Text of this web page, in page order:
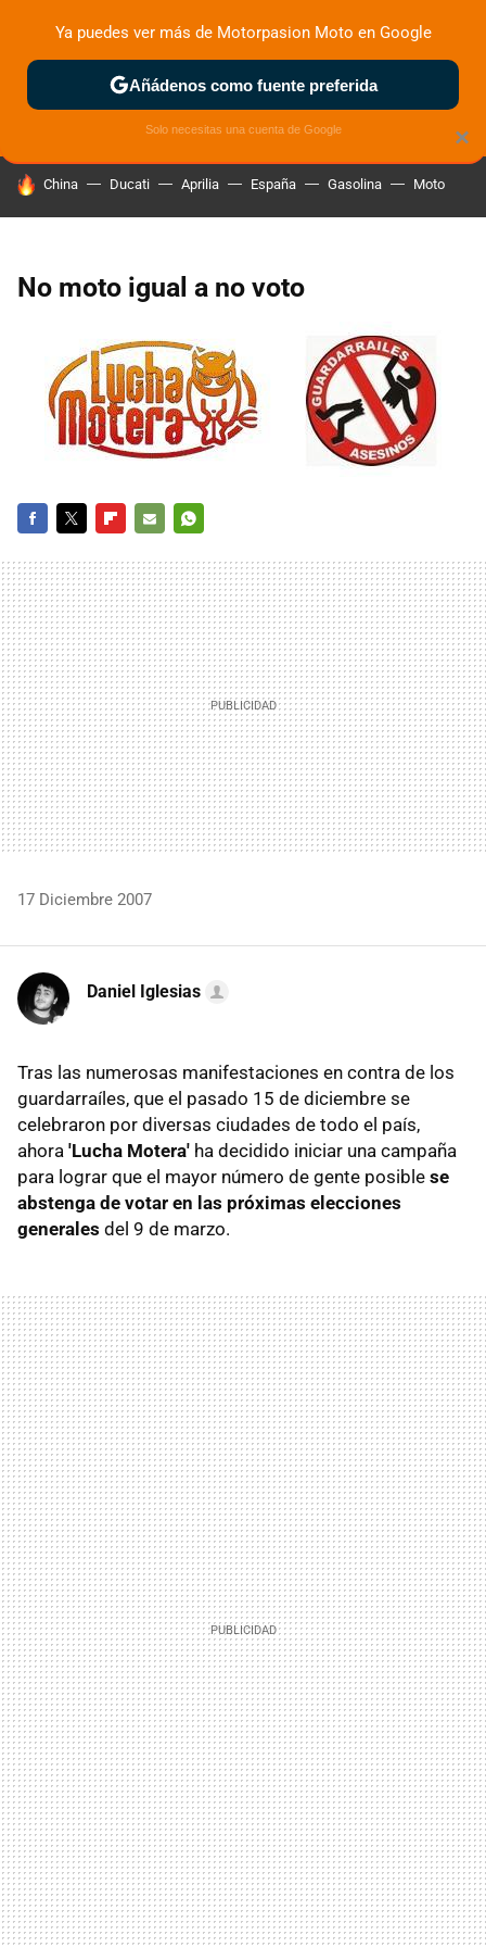
ZONA DE PRUEBAS DEPORTIVAS MOTOS ELÉCTRICAS
HOY SE HABLA DE
China Ducati Aprilia España Gasolina Moto
No moto igual a no voto
MAIL
17 Diciembre 2007
Daniel Iglesias
Tras las numerosas manifestaciones en contra de los
guardarraíles, que el pasado 15 de diciembre se
celebraron por diversas ciudades de todo el país,
ahora 'Lucha Motera' ha decidido iniciar una campaña
para lograr que el mayor número de gente posible se
abstenga de votar en las próximas elecciones
generales del 9 de marzo.
×
Ya puedes ver más de Motorpasion Moto en Google
Añádenos como fuente preferida
Solo necesitas una cuenta de Google